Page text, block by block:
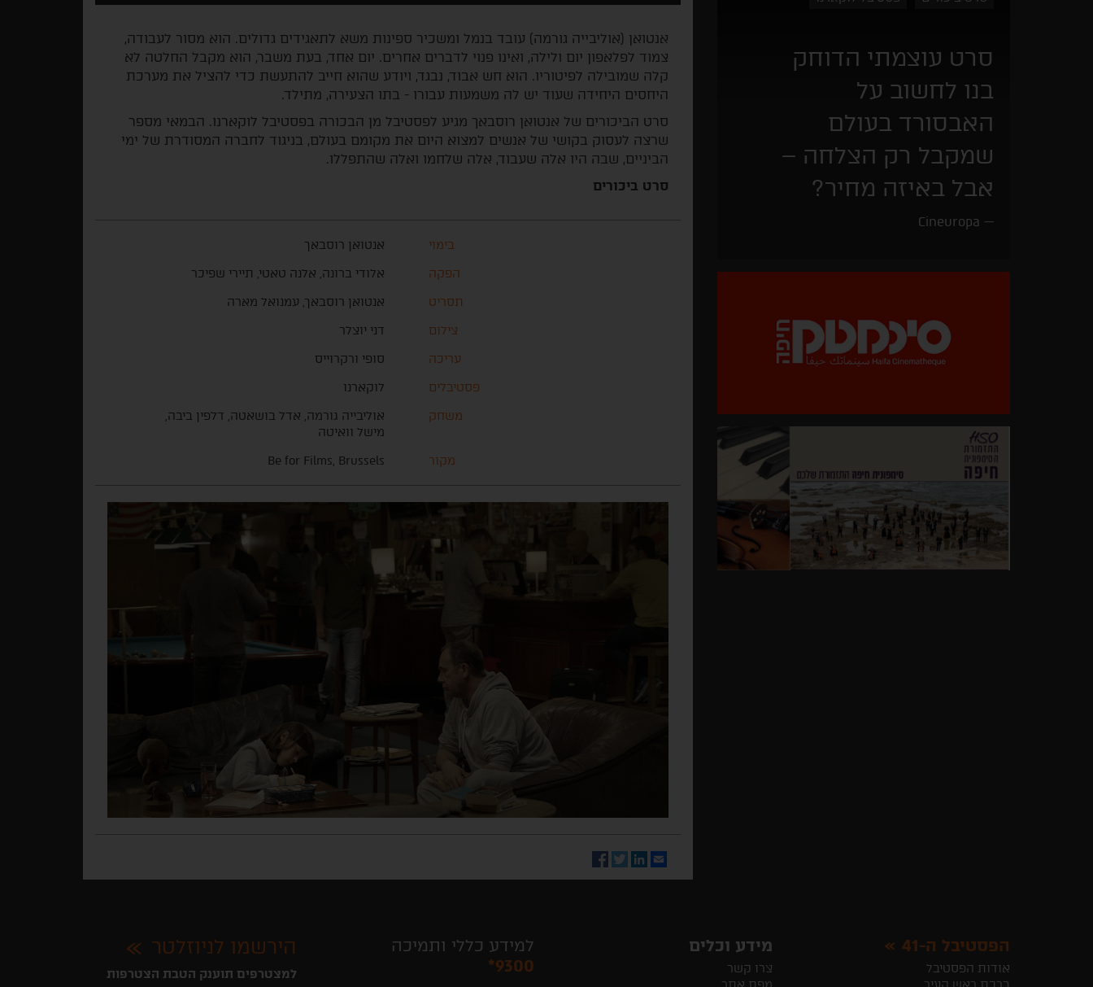
סרט עוצמתי הדוחק
בנו לחשוב על
האבסורד בעולם
שמקבל רק הצלחה –
אבל באיזה מחיר?
Cineuropa
אנטואן (אוליבייה גורמה) עובד בנמל ומשכיר ספינות משא לתאגידים גדולים. הוא מסור לעבודה,
צמוד לפלאפון יום ולילה, ואינו פנוי לדברים אחרים. יום אחד, בעת משבר, הוא מקבל החלטה לא
קלה שמובילה לפיטוריו. הוא חש אבוד, נבגד, ויודע שהוא חייב להתעשת כדי להציל את מערכת
היחסים היחידה שעוד יש לה משמעות עבורו - בתו הצעירה, מתילד.
סרט הביכורים של אנטואן רוסבאך מגיע לפסטיבל מן הבכורה בפסטיבל לוקארנו. הבמאי מספר
שרצה לעסוק בקושי של אנשים למצוא היום את מקומם בעולם, בניגוד לחברה המסודרת של ימי
הביניים, שבה היו אלה שעבוד, אלה שלחמו ואלה שהתפללו.
סרט ביכורים
בימוי
אנטואן רוסבאך
הפקה
אלודי ברונה, אלנה טאטי, תיירי שפיכר
תסריט
אנטואן רוסבאך, עמנואל מארה
צילום
דני יוצלר
עריכה
סופי ורקרוייס
פסטיבלים
לוקארנו
משחק
אוליבייה גורמה, אדל בושאטה, דלפין ביבה,
מישל וואיטה
מקור
Be for Films, Brussels
Email
LinkedIn
Twitter
Facebook
הפסטיבל ה-41
אודות הפסטיבל
מידע וכלים
צרו קשר
למידע כללי ותמיכה
*9300
הירשמו לניוזלטר
למצטרפים תוענק הטבת הצטרפות